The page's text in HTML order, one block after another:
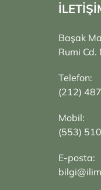
Başak
Rumi Cd.
Telefon:
(212)
Mobil:
(553)
E-posta: